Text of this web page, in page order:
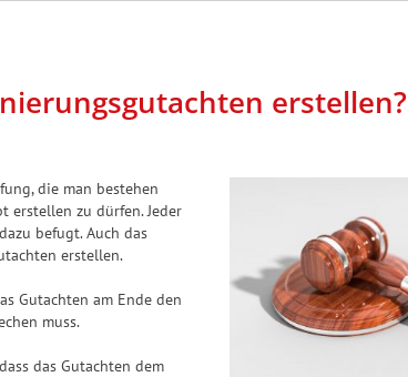
erstellen?
die man bestehen
erstellen zu dürfen. Jeder
befugt. Auch das
erstellen.
Gutachten am Ende den
muss.
das Gutachten dem